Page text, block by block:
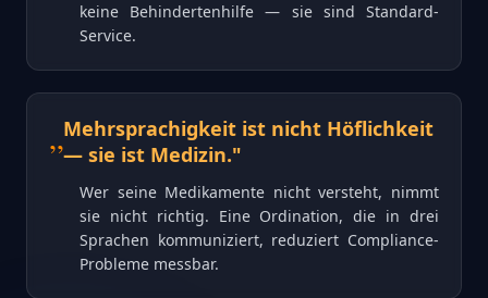
keine Behindertenhilfe — sie sind Standard-
Service.
„Mehrsprachigkeit ist nicht Höflichkeit
— sie ist Medizin."
Wer seine Medikamente nicht versteht, nimmt
sie nicht richtig. Eine Ordination, die in drei
Sprachen kommuniziert, reduziert Compliance-
Probleme messbar.